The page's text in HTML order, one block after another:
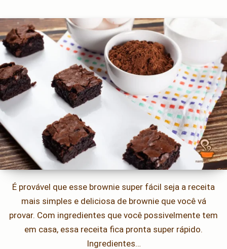
É provável que esse brownie super fácil seja a receita
mais simples e deliciosa de brownie que você vá
provar. Com ingredientes que você possivelmente tem
em casa, essa receita fica pronta super rápido.
Ingredientes…